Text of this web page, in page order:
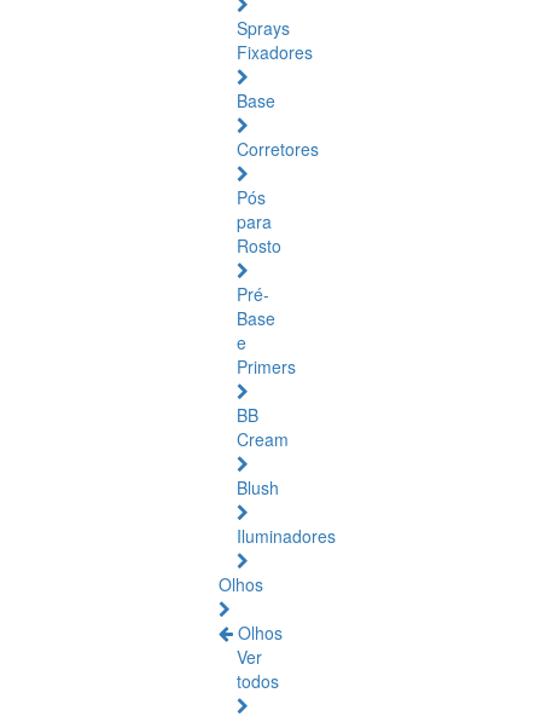
Sprays
Fixadores
Base
Corretores
Pós
para
Rosto
Pré-
Base
e
Primers
BB
Cream
Blush
Iluminadores
Olhos
Olhos
Ver
todos